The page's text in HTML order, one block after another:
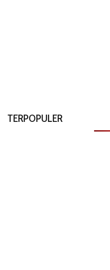
TERPOPULER